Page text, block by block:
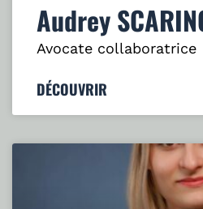
Audrey
Avocate collaboratrice
DÉCOUVRIR